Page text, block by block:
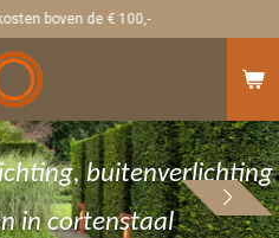
boven de € 100,-
buitenverlichting
in cortenstaal